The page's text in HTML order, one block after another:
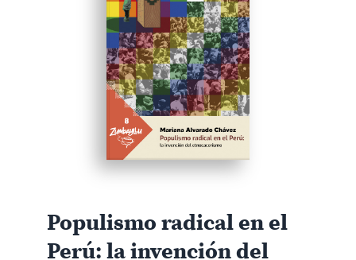
Populismo radical en el
Perú: la invención del